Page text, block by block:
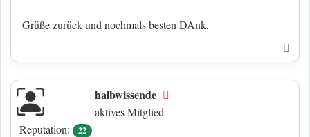
Grüße zurück und nochmals besten DAnk,
halbwissende
aktives Mitglied
Reputation:
22